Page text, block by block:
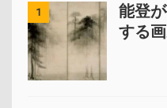
1
能登
する